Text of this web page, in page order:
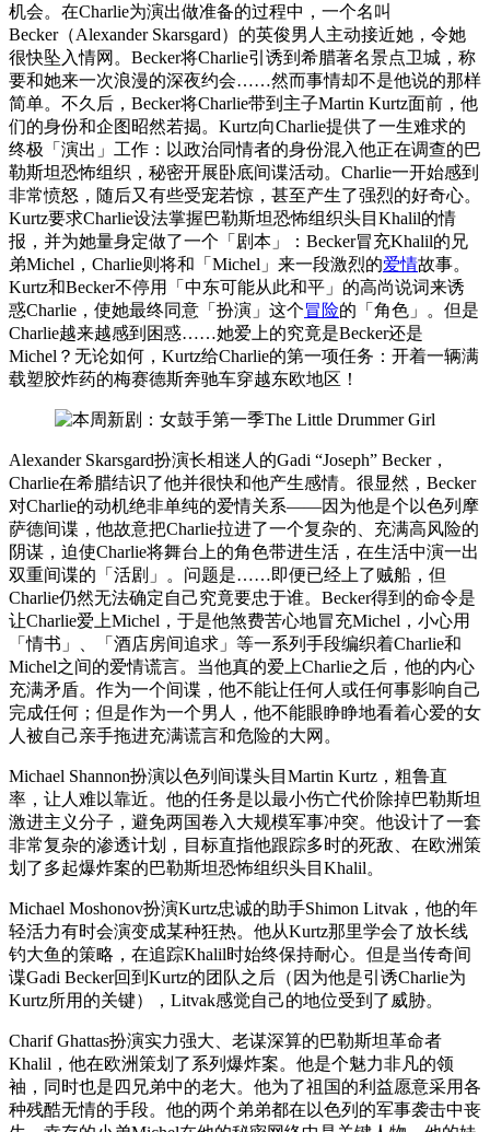
机会。在Charlie为演出做准备的过程中，一个名叫
Becker（Alexander Skarsgard）的英俊男人主动接近她，令她
很快坠入情网。Becker将Charlie引诱到希腊著名景点卫城，称
要和她来一次浪漫的深夜约会……然而事情却不是他说的那样
简单。不久后，Becker将Charlie带到主子Martin Kurtz面前，他
们的身份和企图昭然若揭。Kurtz向Charlie提供了一生难求的
终极「演出」工作：以政治同情者的身份混入他正在调查的巴
勒斯坦恐怖组织，秘密开展卧底间谍活动。Charlie一开始感到
非常愤怒，随后又有些受宠若惊，甚至产生了强烈的好奇心。
Kurtz要求Charlie设法掌握巴勒斯坦恐怖组织头目Khalil的情
报，并为她量身定做了一个「剧本」：Becker冒充Khalil的兄
弟Michel，Charlie则将和「Michel」来一段激烈的爱情故事。
Kurtz和Becker不停用「中东可能从此和平」的高尚说词来诱
惑Charlie，使她最终同意「扮演」这个冒险的「角色」。但是
Charlie越来越感到困惑……她爱上的究竟是Becker还是
Michel？无论如何，Kurtz给Charlie的第一项任务：开着一辆满
载塑胶炸药的梅赛德斯奔驰车穿越东欧地区！
Alexander Skarsgard扮演长相迷人的Gadi “Joseph” Becker，
Charlie在希腊结识了他并很快和他产生感情。很显然，Becker
对Charlie的动机绝非单纯的爱情关系——因为他是个以色列摩
萨德间谍，他故意把Charlie拉进了一个复杂的、充满高风险的
阴谋，迫使Charlie将舞台上的角色带进生活，在生活中演一出
双重间谍的「活剧」。问题是……即便已经上了贼船，但
Charlie仍然无法确定自己究竟要忠于谁。Becker得到的命令是
让Charlie爱上Michel，于是他煞费苦心地冒充Michel，小心用
「情书」、「酒店房间追求」等一系列手段编织着Charlie和
Michel之间的爱情谎言。当他真的爱上Charlie之后，他的内心
充满矛盾。作为一个间谍，他不能让任何人或任何事影响自己
完成任何；但是作为一个男人，他不能眼睁睁地看着心爱的女
人被自己亲手拖进充满谎言和危险的大网。
Michael Shannon扮演以色列间谍头目Martin Kurtz，粗鲁直
率，让人难以靠近。他的任务是以最小伤亡代价除掉巴勒斯坦
激进主义分子，避免两国卷入大规模军事冲突。他设计了一套
非常复杂的渗透计划，目标直指他跟踪多时的死敌、在欧洲策
划了多起爆炸案的巴勒斯坦恐怖组织头目Khalil。
Michael Moshonov扮演Kurtz忠诚的助手Shimon Litvak，他的年
轻活力有时会演变成某种狂热。他从Kurtz那里学会了放长线
钓大鱼的策略，在追踪Khalil时始终保持耐心。但是当传奇间
谍Gadi Becker回到Kurtz的团队之后（因为他是引诱Charlie为
Kurtz所用的关键），Litvak感觉自己的地位受到了威胁。
Charif Ghattas扮演实力强大、老谋深算的巴勒斯坦革命者
Khalil，他在欧洲策划了系列爆炸案。他是个魅力非凡的领
袖，同时也是四兄弟中的老大。他为了祖国的利益愿意采用各
种残酷无情的手段。他的两个弟弟都在以色列的军事袭击中丧